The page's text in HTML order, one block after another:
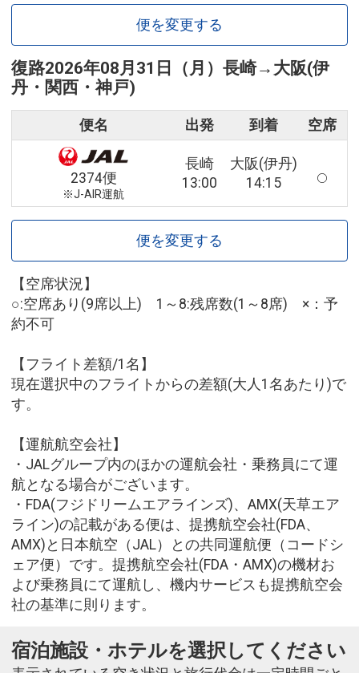
便を変更する
復路2026年08月31日（月） 長崎→ 大阪(伊
丹・関西・神戸)
便名 出発 到着 空席
2374便
※J-AIR運航
長崎
13:00
大阪(伊丹)
14:15
便を変更する
【空席状況】
○:空席あり(9席以上) 1～8:残席数(1～8席) ×：予
約不可
【フライト差額/1名】
現在選択中のフライトからの差額(大人1名あたり)で
す。
【運航航空会社】
・JALグループ内のほかの運航会社・乗務員にて運
航となる場合がございます。
・FDA(フジドリームエアラインズ)、AMX(天草エア
ライン)の記載がある便は、提携航空会社(FDA、
AMX)と日本航空（JAL）との共同運航便（コードシ
ェア便）です。提携航空会社(FDA・AMX)の機材お
よび乗務員にて運航し、機内サービスも提携航空会
社の基準に則ります。
宿泊施設・ホテルを選択してください